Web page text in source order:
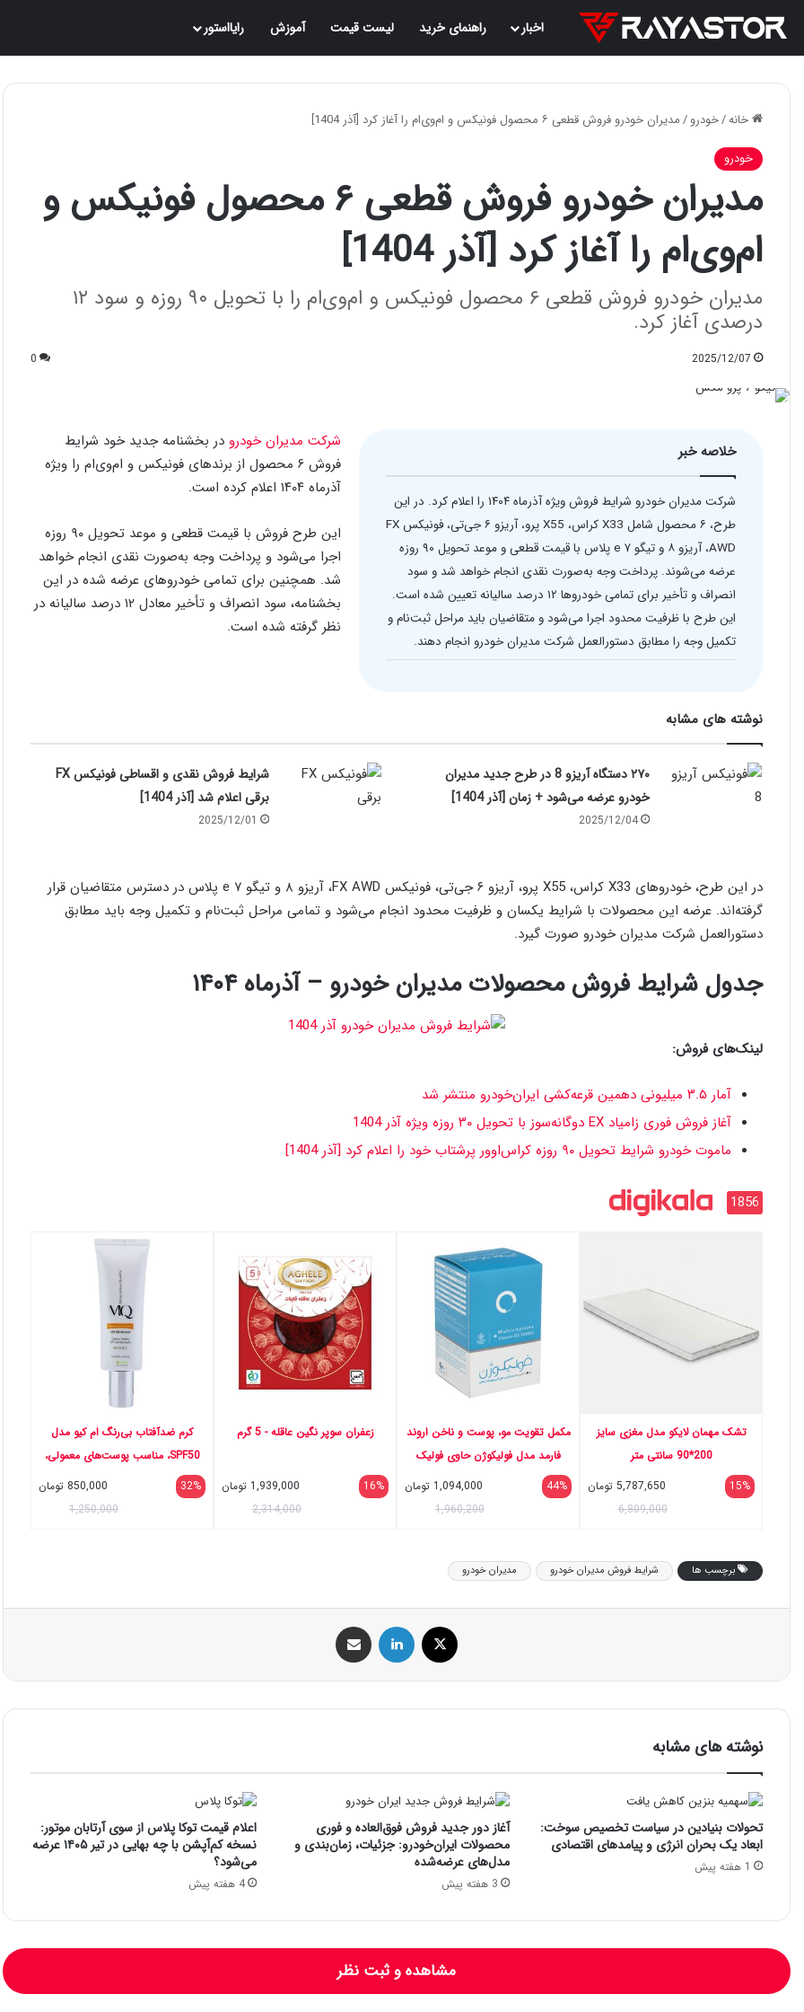
اخبار راهنمای خرید لیست قیمت آموزش رایااستور
خانه/خودرو/مدیران خودرو فروش قطعی ۶ محصول فونیکس و ام‌وی‌ام را آغاز کرد [آذر 1404]
خودرو
مدیران خودرو فروش قطعی ۶ محصول فونیکس و
ام‌وی‌ام را آغاز کرد [آذر 1404]
مدیران خودرو فروش قطعی ۶ محصول فونیکس و ام‌وی‌ام را با تحویل ۹۰ روزه و سود ۱۲
درصدی آغاز کرد.
2025/12/07
0
خلاصه خبر
شرکت مدیران خودرو شرایط فروش ویژه آذرماه ۱۴۰۴ را اعلام کرد. در این
طرح، ۶ محصول شامل X33 کراس، X55 پرو، آریزو ۶ جی‌تی، فونیکس FX
AWD، آریزو ۸ و تیگو ۷ e پلاس با قیمت قطعی و موعد تحویل ۹۰ روزه
عرضه می‌شوند. پرداخت وجه به‌صورت نقدی انجام خواهد شد و سود
انصراف و تأخیر برای تمامی خودروها ۱۲ درصد سالیانه تعیین شده است.
این طرح با ظرفیت محدود اجرا می‌شود و متقاضیان باید مراحل ثبت‌نام و
تکمیل وجه را مطابق دستورالعمل شرکت مدیران خودرو انجام دهند.
شرکت مدیران خودرو در بخشنامه جدید خود شرایط
فروش ۶ محصول از برندهای فونیکس و ام‌وی‌ام را ویژه
آذرماه ۱۴۰۴ اعلام کرده است.
این طرح فروش با قیمت قطعی و موعد تحویل ۹۰ روزه
اجرا می‌شود و پرداخت وجه به‌صورت نقدی انجام خواهد
شد. همچنین برای تمامی خودروهای عرضه شده در این
بخشنامه، سود انصراف و تأخیر معادل ۱۲ درصد سالیانه در
نظر گرفته شده است.
نوشته های مشابه
۲۷۰ دستگاه آریزو 8 در طرح جدید مدیران
خودرو عرضه می‌شود + زمان [آذر 1404]
2025/12/04
شرایط فروش نقدی و اقساطی فونیکس FX
برقی اعلام شد [آذر 1404]
2025/12/01
در این طرح، خودروهای X33 کراس، X55 پرو، آریزو ۶ جی‌تی، فونیکس FX AWD، آریزو ۸ و تیگو ۷ e پلاس در دسترس متقاضیان قرار
گرفته‌اند. عرضه این محصولات با شرایط یکسان و ظرفیت محدود انجام می‌شود و تمامی مراحل ثبت‌نام و تکمیل وجه باید مطابق
دستورالعمل شرکت مدیران خودرو صورت گیرد.
جدول شرایط فروش محصولات مدیران خودرو – آذرماه ۱۴۰۴
لینک‌های فروش:
آمار ۳.۵ میلیونی دهمین قرعه‌کشی ایران‌خودرو منتشر شد
آغاز فروش فوری زامیاد EX دوگانه‌سوز با تحویل ۳۰ روزه ویژه آذر 1404
ماموت خودرو شرایط تحویل ۹۰ روزه کراس‌اوور پرشتاب خود را اعلام کرد [آذر 1404]
1856
تشک مهمان لایکو مدل مغزی سایز
200*90 سانتی متر
15%
5,787,650 تومان
6,809,000
مکمل تقویت مو، پوست و ناخن اروند
فارمد مدل فولیکوژن حاوی فولیک
اسید و ویتامین D3 بسته 60 عددی
ضد ریزش مو و حفظ استحکام پوست
44%
1,094,000 تومان
1,960,200
زعفران سوپر نگین عاقله - 5 گرم
16%
1,939,000 تومان
2,314,000
کرم ضدآفتاب بی‌رنگ ام کیو مدل
SPF50، مناسب پوست‌های معمولی،
32%
850,000 تومان
1,250,000
برچسب ها شرایط فروش مدیران خودرو مدیران خودرو
ایکس لینکداین
نوشته های مشابه
تحولات بنیادین در سیاست تخصیص سوخت:
ابعاد یک بحران انرژی و پیامدهای اقتصادی
1 هفته پیش
آغاز دور جدید فروش فوق‌العاده و فوری
محصولات ایران‌خودرو: جزئیات، زمان‌بندی و
مدل‌های عرضه‌شده
3 هفته پیش
اعلام قیمت توکا پلاس از سوی آرتابان موتور:
نسخه کم‌آپشن با چه بهایی در تیر ۱۴۰۵ عرضه
می‌شود؟
4 هفته پیش
مشاهده و ثبت نظر